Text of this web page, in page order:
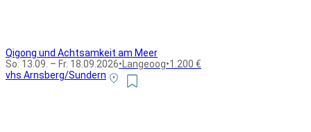
Qigong und Achtsamkeit am Meer
So. 13.09. – Fr. 18.09.2026•Langeoog•1.200 €
vhs Arnsberg/Sundern